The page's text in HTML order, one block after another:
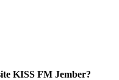
KISS FM Jember?